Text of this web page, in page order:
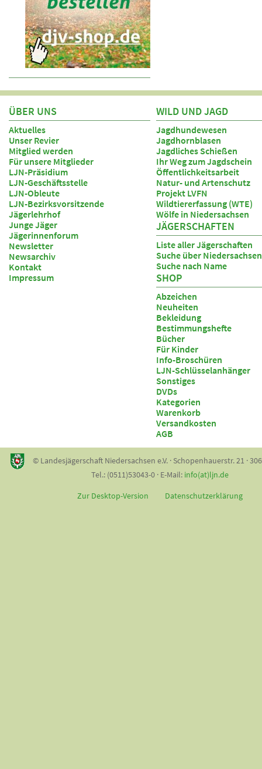
ÜBER UNS
Aktuelles
Unser Revier
Mitglied werden
Für unsere Mitglieder
LJN-Präsidium
LJN-Geschäftsstelle
LJN-Obleute
LJN-Bezirksvorsitzende
Jägerlehrhof
Junge Jäger
Jägerinnenforum
Newsletter
Newsarchiv
Kontakt
Impressum
WILD UND JAGD
Jagdhundewesen
Jagdhornblasen
Jagdliches Schießen
Ihr Weg zum Jagdschein
Öffentlichkeitsarbeit
Natur- und Artenschutz
Projekt LVFN
Wildtiererfassung (WTE)
Wölfe in Niedersachsen
JÄGERSCHAFTEN
Liste aller Jägerschaften
Suche über
Suche nach Name
SHOP
Abzeichen
Neuheiten
Bekleidung
Bestimmungshefte
Bücher
Für Kinder
Info-Broschüren
LJN-Schlüsselanhänger
Sonstiges
DVDs
Kategorien
Warenkorb
Versandkosten
AGB
© Landesjägerschaft Niedersachsen e.V. · Schopenhauerstr. 21 ·
Tel.: (0511)53043-0 · E-Mail: info(at)ljn.de
Zur Desktop-Version
Datenschutzerklärung